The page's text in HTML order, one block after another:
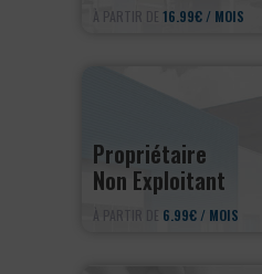
À PARTIR DE 16.99€ / MOIS
Propriétaire
Non Exploitant
À PARTIR DE 6.99€ / MOIS